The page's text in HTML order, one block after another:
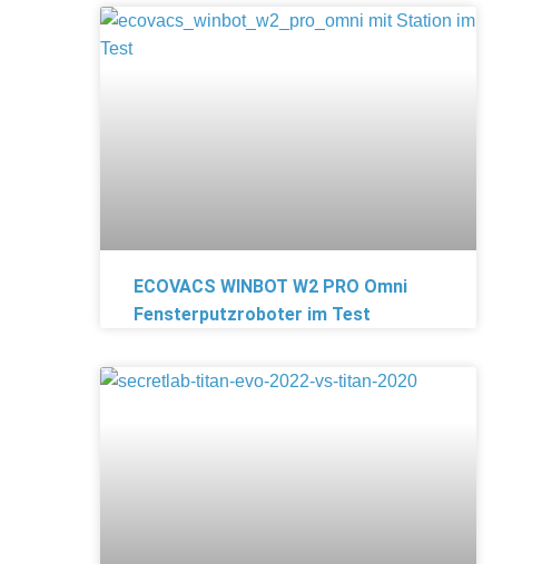
ECOVACS WINBOT W2 PRO Omni
Fensterputzroboter im Test